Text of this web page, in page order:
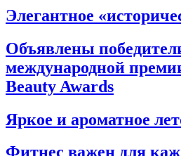
Элегантное
Объявлены
международной
Beauty Awards
Яркое и ароматное
Фитнес важен для